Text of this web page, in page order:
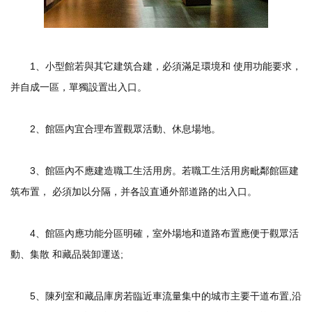
1、小型館若與其它建筑合建，必須滿足環境和 使用功能要求，
并自成一區，單獨設置出入口。
2、館區內宜合理布置觀眾活動、休息場地。
3、館區內不應建造職工生活用房。若職工生活用房毗鄰館區建
筑布置， 必須加以分隔，并各設直通外部道路的出入口。
4、館區內應功能分區明確，室外場地和道路布置應便于觀眾活
動、集散 和藏品裝卸運送;
5、陳列室和藏品庫房若臨近車流量集中的城市主要干道布置,沿